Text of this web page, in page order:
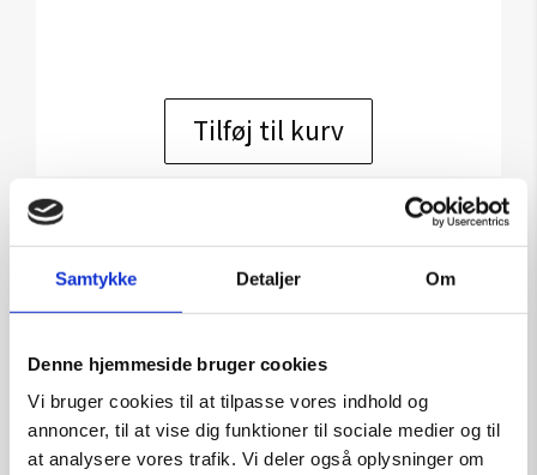
Samtykke Detaljer Om
Denne hjemmeside bruger cookies
Vi bruger cookies til at tilpasse vores indhold og
annoncer, til at vise dig funktioner til sociale medier og til
at analysere vores trafik. Vi deler også oplysninger om
Tilføj til kurv